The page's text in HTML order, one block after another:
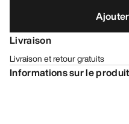
Livraison
Livraison et retour gratuits
Informations sur le produit